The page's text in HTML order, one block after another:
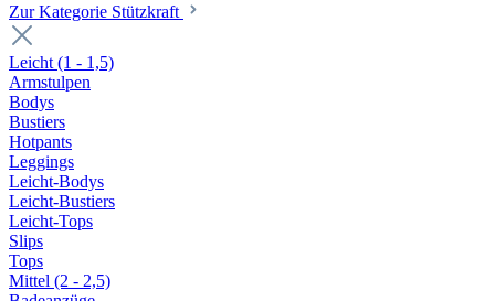
Zur Kategorie Stützkraft
Leicht (1 - 1,5)
Armstulpen
Bodys
Bustiers
Hotpants
Leggings
Leicht-Bodys
Leicht-Bustiers
Leicht-Tops
Slips
Tops
Mittel (2 - 2,5)